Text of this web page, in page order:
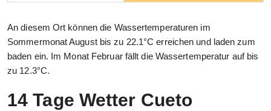
An diesem Ort können die Wassertemperaturen im
Sommermonat August bis zu 22.1°C erreichen und laden zum
baden ein. Im Monat Februar fällt die Wassertemperatur auf bis
zu 12.3°C.
14 Tage Wetter Cueto